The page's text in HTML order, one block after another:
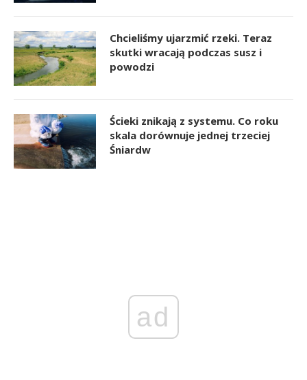
Chcieliśmy ujarzmić rzeki. Teraz
skutki wracają podczas susz i
powodzi
Ścieki znikają z systemu. Co roku
skala dorównuje jednej trzeciej
Śniardw
ad